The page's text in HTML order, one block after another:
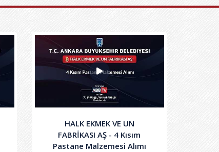
HALK EKMEK VE UN
FABRİKASI AŞ - 4 Kısım
Pastane Malzemesi Alımı